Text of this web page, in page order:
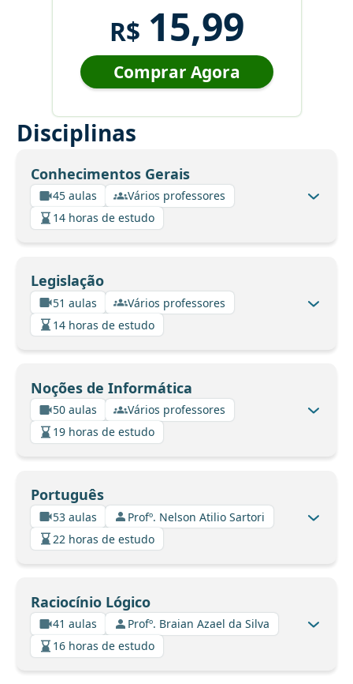
R$ 15,99
Comprar Agora
Disciplinas
Conhecimentos Gerais
45 aulas
Vários professores
14 horas de estudo
Legislação
51 aulas
Vários professores
14 horas de estudo
Noções de Informática
50 aulas
Vários professores
19 horas de estudo
Português
53 aulas
Profº. Nelson Atilio Sartori
22 horas de estudo
Raciocínio Lógico
41 aulas
Profº. Braian Azael da Silva
16 horas de estudo